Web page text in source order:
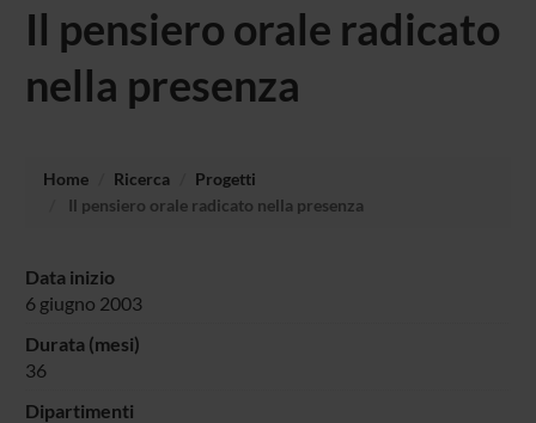
Il pensiero orale radicato
nella presenza
Home Ricerca
Progetti
Il pensiero orale radicato nella presenza
Data inizio
6 giugno 2003
Durata (mesi)
36
Dipartimenti